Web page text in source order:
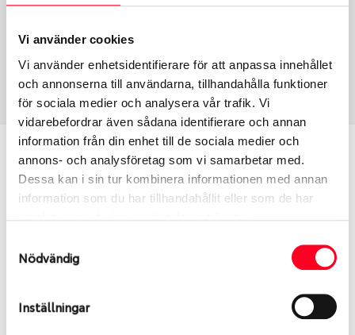
Vi använder cookies
Vi använder enhetsidentifierare för att anpassa innehållet
och annonserna till användarna, tillhandahålla funktioner
för sociala medier och analysera vår trafik. Vi
vidarebefordrar även sådana identifierare och annan
information från din enhet till de sociala medier och
annons- och analysföretag som vi samarbetar med.
Dessa kan i sin tur kombinera informationen med annan
information som du har tillhandahållit eller som de har
Nödvändig
Inställningar
Fälg PV/C LM 15
38
Centre Diameter
108
Art nummer
8732
Passar denna fälg min bil?
Ange registreringsnummer för att se om den fälg
Ibland kan fälgen ha bytts ut under årens lopp och
inte vara samma dimension som bilen hade ut från